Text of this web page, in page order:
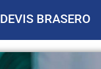
DEVIS BRASERO